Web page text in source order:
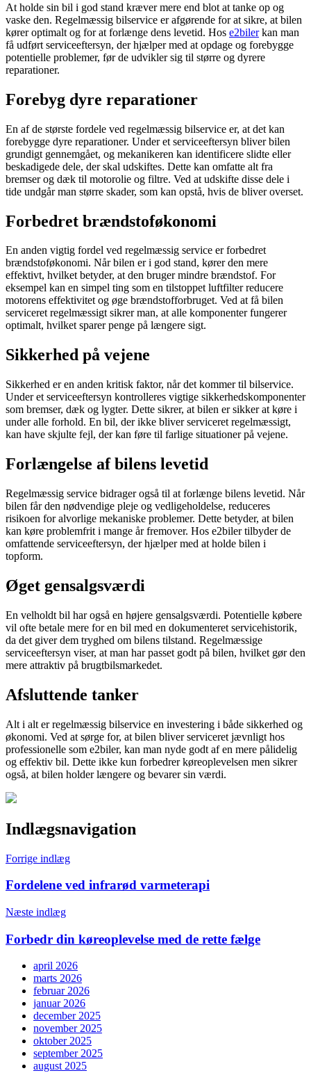
At holde sin bil i god stand kræver mere end blot at tanke op og
vaske den. Regelmæssig bilservice er afgørende for at sikre, at bilen
kører optimalt og for at forlænge dens levetid. Hos e2bilerkan man
få udført serviceeftersyn, der hjælper med at opdage og forebygge
potentielle problemer, før de udvikler sig til større og dyrere
reparationer.
Forebyg dyre reparationer
En af de største fordele ved regelmæssig bilservice er, at det kan
forebygge dyre reparationer. Under et serviceeftersyn bliver bilen
grundigt gennemgået, og mekanikeren kan identificere slidte eller
beskadigede dele, der skal udskiftes. Dette kan omfatte alt fra
bremser og dæk til motorolie og filtre. Ved at udskifte disse dele i
tide undgår man større skader, som kan opstå, hvis de bliver overset.
Forbedret brændstoføkonomi
En anden vigtig fordel ved regelmæssig service er forbedret
brændstoføkonomi. Når bilen er i god stand, kører den mere
effektivt, hvilket betyder, at den bruger mindre brændstof. For
eksempel kan en simpel ting som en tilstoppet luftfilter reducere
motorens effektivitet og øge brændstofforbruget. Ved at få bilen
serviceret regelmæssigt sikrer man, at alle komponenter fungerer
optimalt, hvilket sparer penge på længere sigt.
Sikkerhed på vejene
Sikkerhed er en anden kritisk faktor, når det kommer til bilservice.
Under et serviceeftersyn kontrolleres vigtige sikkerhedskomponenter
som bremser, dæk og lygter. Dette sikrer, at bilen er sikker at køre i
under alle forhold. En bil, der ikke bliver serviceret regelmæssigt,
kan have skjulte fejl, der kan føre til farlige situationer på vejene.
Forlængelse af bilens levetid
Regelmæssig service bidrager også til at forlænge bilens levetid. Når
bilen får den nødvendige pleje og vedligeholdelse, reduceres
risikoen for alvorlige mekaniske problemer. Dette betyder, at bilen
kan køre problemfrit i mange år fremover. Hos e2biler tilbyder de
omfattende serviceeftersyn, der hjælper med at holde bilen i
topform.
Øget gensalgsværdi
En velholdt bil har også en højere gensalgsværdi. Potentielle købere
vil ofte betale mere for en bil med en dokumenteret servicehistorik,
da det giver dem tryghed om bilens tilstand. Regelmæssige
serviceeftersyn viser, at man har passet godt på bilen, hvilket gør den
mere attraktiv på brugtbilsmarkedet.
Afsluttende tanker
Alt i alt er regelmæssig bilservice en investering i både sikkerhed og
økonomi. Ved at sørge for, at bilen bliver serviceret jævnligt hos
professionelle som e2biler, kan man nyde godt af en mere pålidelig
og effektiv bil. Dette ikke kun forbedrer køreoplevelsen men sikrer
også, at bilen holder længere og bevarer sin værdi.
Indlægsnavigation
Forrige indlæg
Fordelene ved infrarød varmeterapi
Næste indlæg
Forbedr din køreoplevelse med de rette fælge
april 2026
marts 2026
februar 2026
januar 2026
december 2025
november 2025
oktober 2025
september 2025
august 2025